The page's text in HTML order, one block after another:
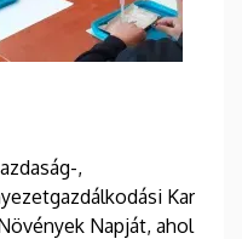
,
Kar
Napját, ahol